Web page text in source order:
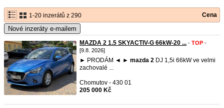
1-20 inzerátů z 290 Cena
Nové inzeráty e-mailem
MAZDA 2 1.5 SKYACTIV-G 66kW-20 ... - TOP -
[9.8. 2026]
► PRODÁM ◄ ► mazda 2 DJ 1,5i 66kW ve velmi
zachovalé ...
Chomutov - 430 01
205 000 Kč